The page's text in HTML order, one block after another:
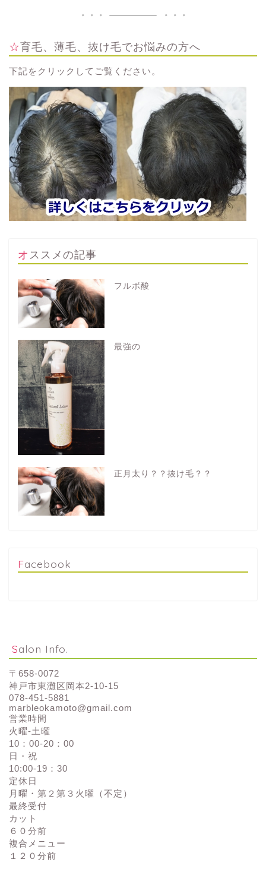
☆育毛、薄毛、抜け毛でお悩みの方へ
下記をクリックしてご覧ください。
オススメの記事
フルボ酸
最強の
正月太り？？抜け毛？？
Facebook
Salon Info.
〒658-0072
神戸市東灘区岡本2-10-15
078-451-5881
marbleokamoto@gmail.com
営業時間
火曜-土曜
10：00-20：00
日・祝
10:00-19：30
定休日
月曜・第２第３火曜（不定）
最終受付
カット
６０分前
複合メニュー
１２０分前